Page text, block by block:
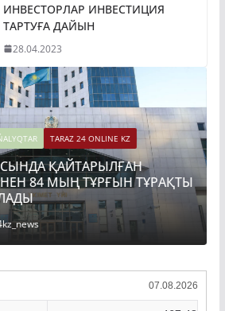
ИНВЕСТОРЛАР ИНВЕСТИЦИЯ
ТАРТУҒА ДАЙЫН
28.04.2023
TARAZ 24 ONLINE KZ
ҚАЙТАРЫЛҒАН
84 МЫҢ ТҰРҒЫН ТҰРАҚТЫ
07.08.2026